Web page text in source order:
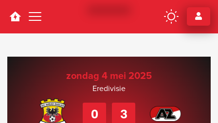
Navigation
zondag 4 mei 2025
Eredivisie
0 3